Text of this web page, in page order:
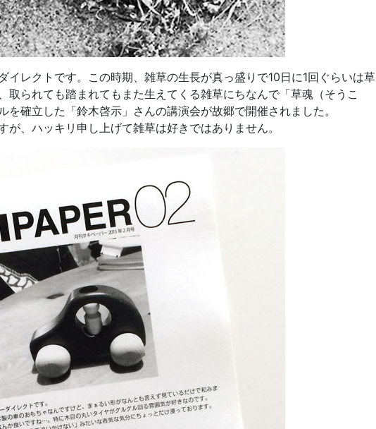
イレクトです。この時期、雑草の生長が真っ盛りで10日に1回ぐらいは草
取られても踏まれてもまた生えてくる雑草にちなんで「草魂（そうこ
を確立した「鈴木啓示」さんの講演会が故郷で開催されました。
が、ハッキリ申し上げて雑草は好きではありません。